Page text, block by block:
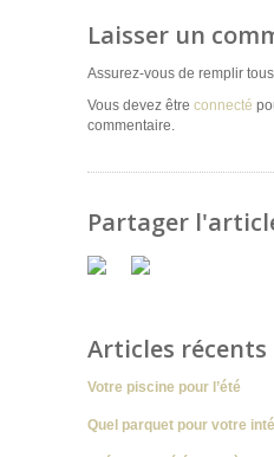
Laisser un
Assurez-vous de remplir
Vous devez être connecté
commentaire.
Partager
Articles récents
Votre piscine pour l’été
Quel parquet pour votre